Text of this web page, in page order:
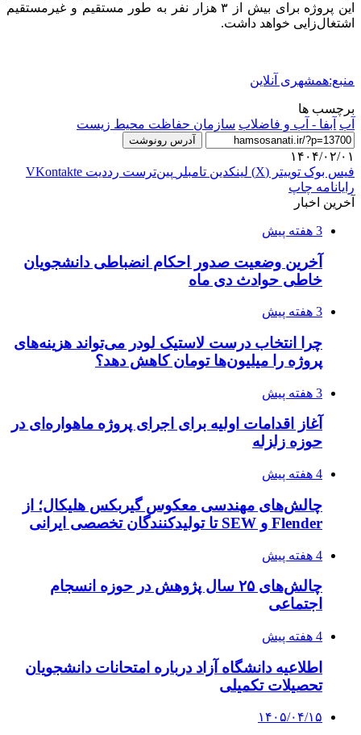
این پروژه‌ برای بیش از ۳ هزار نفر به طور مستقیم و غیرمستقیم
اشتغال‌زایی خواهد داشت.
منبع:همشهری آنلاین
برچسب ها
آب آبفا - آب و فاضلاب سازمان حفاظت محیط زیست
آدرس رونوشت
۱۴۰۴/۰۲/۰۱
فیس بوک توییتر (X) لینکدین ‫تامبلر ‫پین‌ترست ‫رددیت ‫VKontakte
رایانامه چاپ
آخرین اخبار
3 هفته پیش
آخرین وضعیت صدور احکام انضباطی دانشجویان
خاطی حوادث دی ماه
3 هفته پیش
چرا انتخاب درست لاستیک لودر می‌تواند هزینه‌های
پروژه را میلیون‌ها تومان کاهش دهد؟
3 هفته پیش
آغاز اقدامات اولیه برای اجرای پروژه ماهواره‌ای در
حوزه زلزله
4 هفته پیش
چالش‌های مهندسی معکوس گیربکس هلیکال؛ از
Flender و SEW تا تولیدکنندگان تخصصی ایرانی
4 هفته پیش
چالش‌های ۲۵ سال پژوهش در حوزه انسجام
اجتماعی
4 هفته پیش
اطلاعیه دانشگاه آزاد درباره امتحانات دانشجویان
تحصیلات تکمیلی
۱۴۰۵/۰۴/۱۵